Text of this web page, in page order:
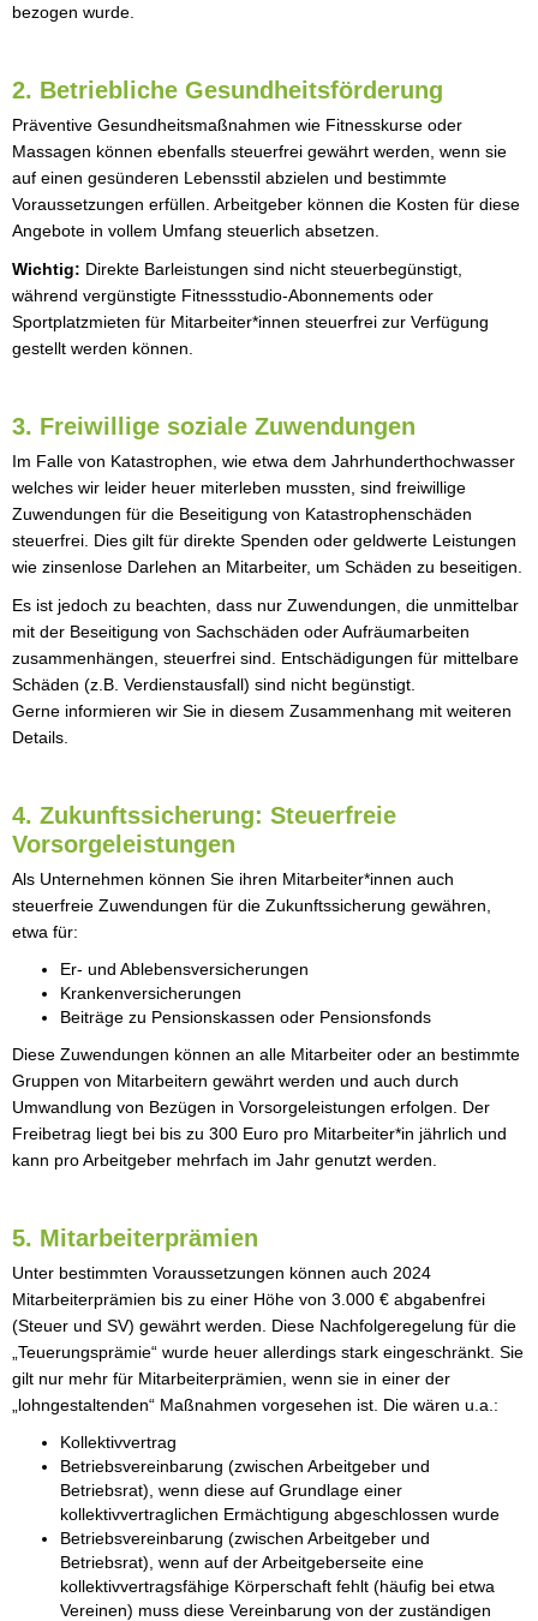
bezogen wurde.
2. Betriebliche Gesundheitsförderung
Präventive Gesundheitsmaßnahmen wie Fitnesskurse oder
Massagen können ebenfalls steuerfrei gewährt werden, wenn sie
auf einen gesünderen Lebensstil abzielen und bestimmte
Voraussetzungen erfüllen. Arbeitgeber können die Kosten für diese
Angebote in vollem Umfang steuerlich absetzen.
Wichtig: Direkte Barleistungen sind nicht steuerbegünstigt,
während vergünstigte Fitnessstudio-Abonnements oder
Sportplatzmieten für Mitarbeiter*innen steuerfrei zur Verfügung
gestellt werden können.
3. Freiwillige soziale Zuwendungen
Im Falle von Katastrophen, wie etwa dem Jahrhunderthochwasser
welches wir leider heuer miterleben mussten, sind freiwillige
Zuwendungen für die Beseitigung von Katastrophenschäden
steuerfrei. Dies gilt für direkte Spenden oder geldwerte Leistungen
wie zinsenlose Darlehen an Mitarbeiter, um Schäden zu beseitigen.
Es ist jedoch zu beachten, dass nur Zuwendungen, die unmittelbar
mit der Beseitigung von Sachschäden oder Aufräumarbeiten
zusammenhängen, steuerfrei sind. Entschädigungen für mittelbare
Schäden (z.B. Verdienstausfall) sind nicht begünstigt.
Gerne informieren wir Sie in diesem Zusammenhang mit weiteren
Details.
4. Zukunftssicherung: Steuerfreie
Vorsorgeleistungen
Als Unternehmen können Sie ihren Mitarbeiter*innen auch
steuerfreie Zuwendungen für die Zukunftssicherung gewähren,
etwa für:
Er- und Ablebensversicherungen
Krankenversicherungen
Beiträge zu Pensionskassen oder Pensionsfonds
Diese Zuwendungen können an alle Mitarbeiter oder an bestimmte
Gruppen von Mitarbeitern gewährt werden und auch durch
Umwandlung von Bezügen in Vorsorgeleistungen erfolgen. Der
Freibetrag liegt bei bis zu 300 Euro pro Mitarbeiter*in jährlich und
kann pro Arbeitgeber mehrfach im Jahr genutzt werden.
5. Mitarbeiterprämien
Unter bestimmten Voraussetzungen können auch 2024
Mitarbeiterprämien bis zu einer Höhe von 3.000 € abgabenfrei
(Steuer und SV) gewährt werden. Diese Nachfolgeregelung für die
„Teuerungsprämie“ wurde heuer allerdings stark eingeschränkt. Sie
gilt nur mehr für Mitarbeiterprämien, wenn sie in einer der
„lohngestaltenden“ Maßnahmen vorgesehen ist. Die wären u.a.:
Kollektivvertrag
Betriebsvereinbarung (zwischen Arbeitgeber und
Betriebsrat), wenn diese auf Grundlage einer
kollektivvertraglichen Ermächtigung abgeschlossen wurde
Betriebsvereinbarung (zwischen Arbeitgeber und
Betriebsrat), wenn auf der Arbeitgeberseite eine
kollektivvertragsfähige Körperschaft fehlt (häufig bei etwa
Vereinen) muss diese Vereinbarung von der zuständigen